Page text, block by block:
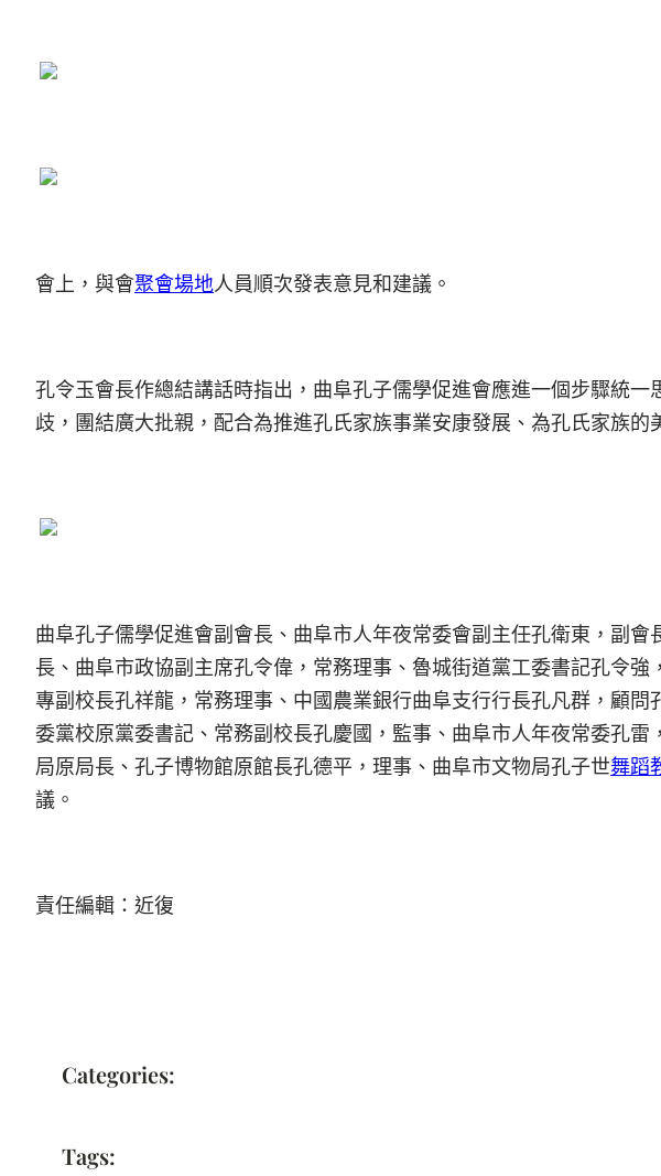
會上，與會聚會場地人員順次發表意見和建議。
孔令玉會長作總結講話時指出，曲阜孔子儒學促進會應進一個步驟統
歧，團結廣大批親，配合為推進孔氏家族事業安康發展、為孔氏家族的
曲阜孔子儒學促進會副會長、曲阜市人年夜常委會副主任孔衛東，副
長、曲阜市政協副主席孔令偉，常務理事、魯城街道黨工委書記孔令強
專副校長孔祥龍，常務理事、中國農業銀行曲阜支行行長孔凡群，顧
委黨校原黨委書記、常務副校長孔慶國，監事、曲阜市人年夜常委孔
局原局長、孔子博物館原館長孔德平，理事、曲阜市文物局孔子世舞蹈
議。
責任編輯：近復
Categories:
Tags: